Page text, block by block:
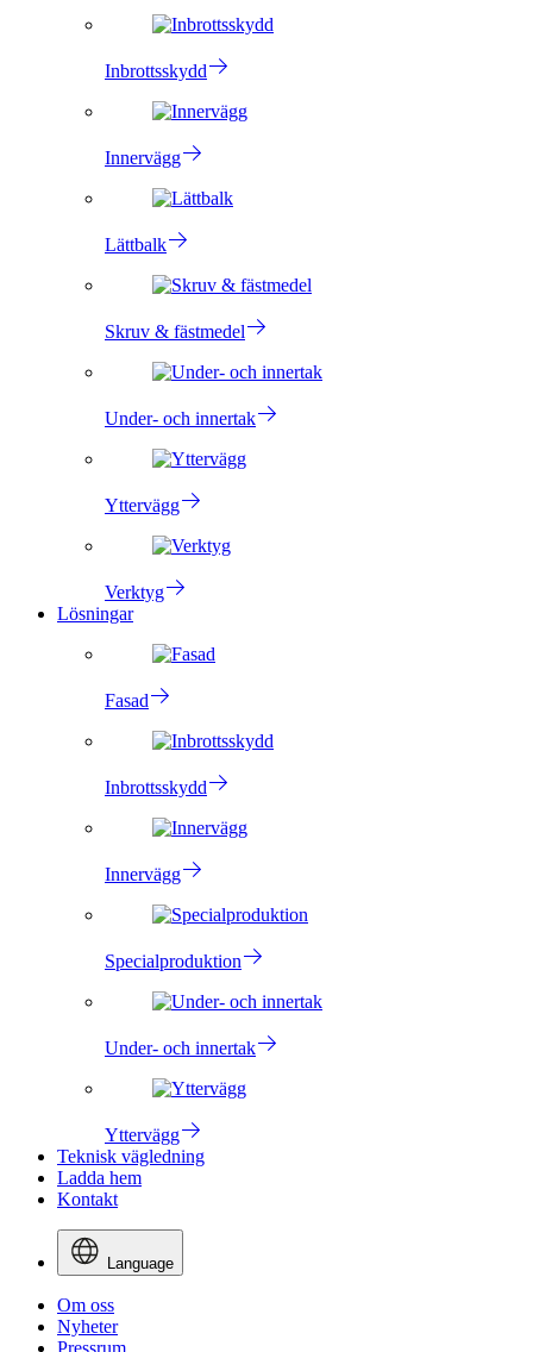
Inbrottsskydd
Innervägg
Lättbalk
Skruv & fästmedel
Under- och innertak
Yttervägg
Verktyg
Lösningar
Fasad
Inbrottsskydd
Innervägg
Specialproduktion
Under- och innertak
Yttervägg
Teknisk vägledning
Ladda hem
Kontakt
Language
Om oss
Nyheter
Pressrum